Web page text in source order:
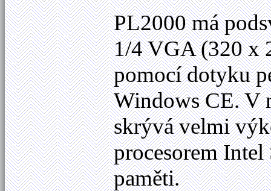
PL2000 má
1/4 VGA (320 x
pomocí dotyku
Windows CE. V
skrývá velmi
procesorem
paměti.